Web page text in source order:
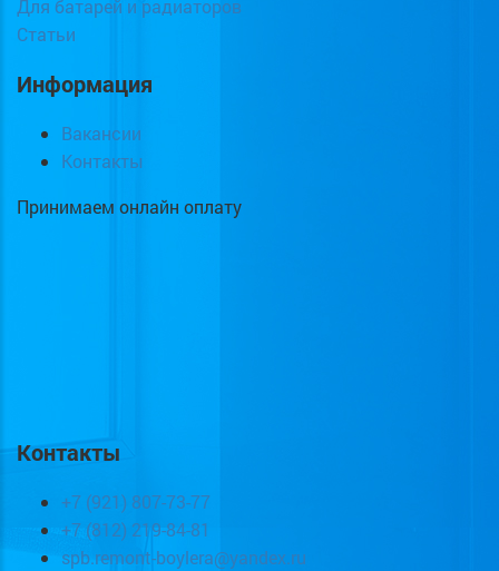
Для батарей и радиаторов
Статьи
Информация
Вакансии
Контакты
Принимаем онлайн оплату
Контакты
+7 (921) 807-73-77
+7 (812) 219-84-81
spb.remont-boylera@yandex.ru